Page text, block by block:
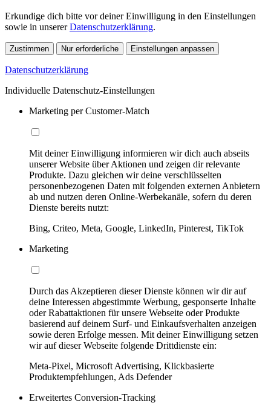
Erkundige dich bitte vor deiner Einwilligung in den Einstellungen
sowie in unsererDatenschutzerklärung.
Zustimmen Nur erforderliche Einstellungen anpassen
Datenschutzerklärung
Individuelle Datenschutz-Einstellungen
Marketing per Customer-Match
Mit deiner Einwilligung informieren wir dich auch abseits
unserer Website über Aktionen und zeigen dir relevante
Produkte. Dazu gleichen wir deine verschlüsselten
personenbezogenen Daten mit folgenden externen Anbietern
ab und nutzen deren Online-Werbekanäle, sofern du deren
Dienste bereits nutzt:
Bing, Criteo, Meta, Google, LinkedIn, Pinterest, TikTok
Marketing
Durch das Akzeptieren dieser Dienste können wir dir auf
deine Interessen abgestimmte Werbung, gesponserte Inhalte
oder Rabattaktionen für unsere Webseite oder Produkte
basierend auf deinem Surf- und Einkaufsverhalten anzeigen
sowie deren Erfolge messen. Mit deiner Einwilligung setzen
wir auf dieser Webseite folgende Drittdienste ein:
Meta-Pixel, Microsoft Advertising, Klickbasierte
Produktempfehlungen, Ads Defender
Erweitertes Conversion-Tracking